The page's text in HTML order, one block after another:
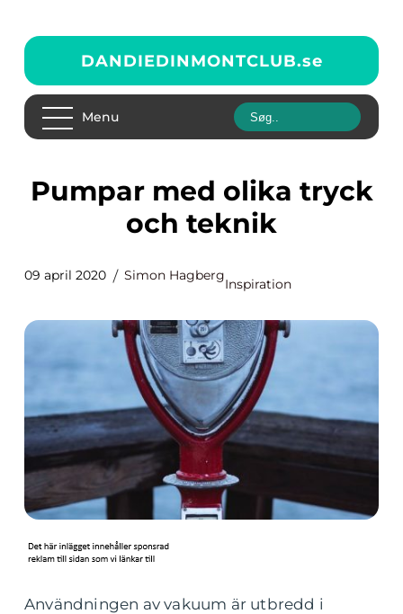
DANDIEDINMONTCLUB.se
Menu
Pumpar med olika tryck
och teknik
09 april 2020 Simon Hagberg
Inspiration
Användningen av vakuum är utbredd i